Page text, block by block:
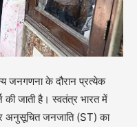
जनगणना के दौरान प्रत्येक
की जाती है। स्वतंत्र भारत में
जनजाति (ST) का